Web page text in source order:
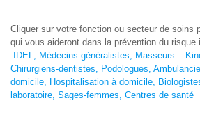
Cliquer sur votre fonction ou secteur de soins
qui vous aideront dans la prévention du risque
IDEL, Médecins généralistes, Masseurs –
Chirurgiens-dentistes, Podologues,
domicile, Hospitalisation à domicile,
laboratoire, Sages-femmes, Centres de santé